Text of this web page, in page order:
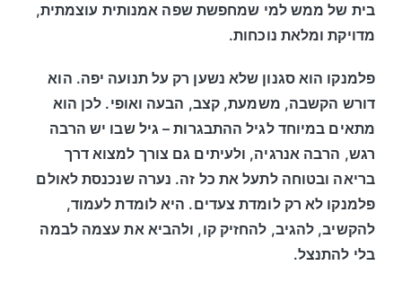
בית של ממש למי שמחפשת שפה אמנותית עוצמתית,
מדויקת ומלאת נוכחות.
פלמנקו הוא סגנון שלא נשען רק על תנועה יפה. הוא
דורש הקשבה, משמעת, קצב, הבעה ואופי. לכן הוא
מתאים במיוחד לגיל ההתבגרות – גיל שבו יש הרבה
רגש, הרבה אנרגיה, ולעיתים גם צורך למצוא דרך
בריאה ובטוחה לתעל את כל זה. נערה שנכנסת לאולם
פלמנקו לא רק לומדת צעדים. היא לומדת לעמוד,
להקשיב, להגיב, להחזיק קו, ולהביא את עצמה לבמה
בלי להתנצל.